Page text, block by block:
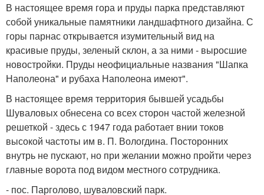
В настоящее время гора и пруды парка представляют
собой уникальные памятники ландшафтного дизайна. С
горы парнас открывается изумительный вид на
красивые пруды, зеленый склон, а за ними - выросшие
новостройки. Пруды неофициальные названия "Шапка
Наполеона" и рубаха Наполеона имеют".
В настоящее время территория бывшей усадьбы
Шуваловых обнесена со всех сторон частой железной
решеткой - здесь с 1947 года работает внии токов
высокой частоты им в. П. Вологдина. Посторонних
внутрь не пускают, но при желании можно пройти через
главные ворота под видом местного сотрудника.
- пос. Парголово, шуваловский парк.